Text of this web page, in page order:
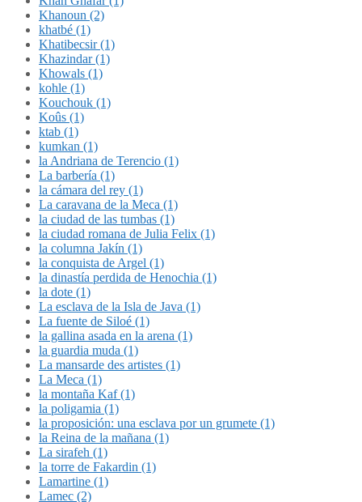
Khanoun (2)
khatbé (1)
Khatibecsir (1)
Khazindar (1)
Khowals (1)
kohle (1)
Kouchouk (1)
Koûs (1)
ktab (1)
kumkan (1)
la Andriana de Terencio (1)
La barbería (1)
la cámara del rey (1)
La caravana de la Meca (1)
la ciudad de las tumbas (1)
la ciudad romana de Julia Felix (1)
la columna Jakín (1)
la conquista de Argel (1)
la dinastía perdida de Henochia (1)
la dote (1)
La esclava de la Isla de Java (1)
La fuente de Siloé (1)
la gallina asada en la arena (1)
la guardia muda (1)
La mansarde des artistes (1)
La Meca (1)
la montaña Kaf (1)
la poligamia (1)
la proposición: una esclava por un grumete (1)
la Reina de la mañana (1)
La sirafeh (1)
la torre de Fakardin (1)
Lamartine (1)
Lamec (2)